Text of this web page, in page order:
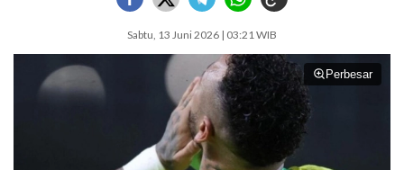
Sabtu, 13 Juni 2026 | 03:21 WIB
Perbesar